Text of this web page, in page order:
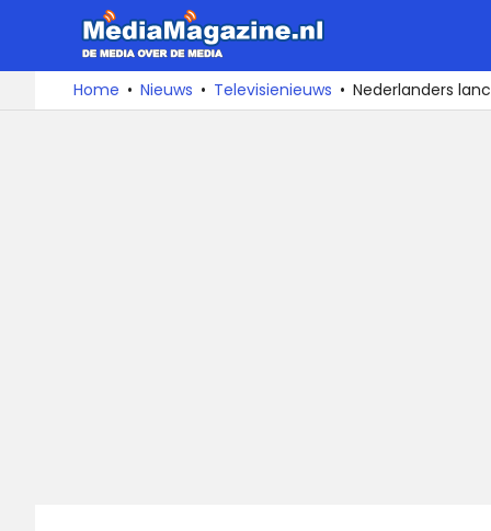
naar
De
media
over
Home Nieuws Televisienieuws Nederlanders